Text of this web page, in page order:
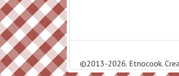
©2013-2026. Etnocook.